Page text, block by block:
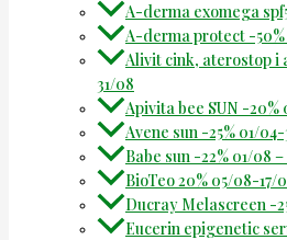
A-derma exomega
A-derma protect -50%
Alivit cink, aterostop i
31/08
Apivita bee SUN -
Avene sun -25% 01/
Babe sun -22% 01/08 –
BioTeo 20% 05/08-17/
Ducray Melascreen -
Eucerin epigenetic